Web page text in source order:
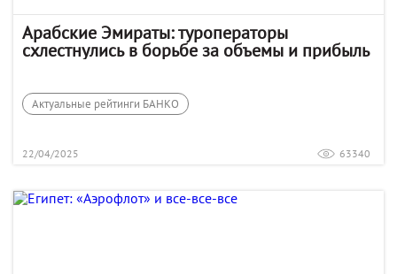
Арабские Эмираты: туроператоры
схлестнулись в борьбе за объемы и прибыль
Актуальные рейтинги БАНКО
22/04/2025 63340